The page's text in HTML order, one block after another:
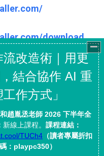
download
開後就是你的軟體清
就能開始反安裝。